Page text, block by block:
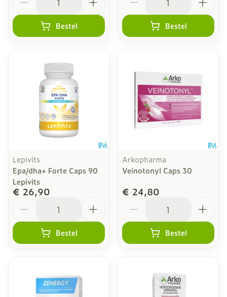
Bestel Bestel
Lepivits
Epa/dha+ Forte Caps 90
Lepivits
€ 26,90
Bestel
Arkopharma
Veinotonyl Caps 30
€ 24,80
Bestel